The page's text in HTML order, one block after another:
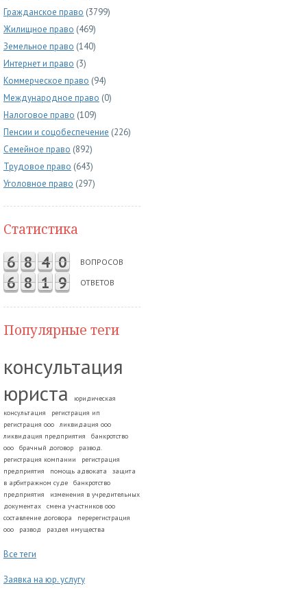
Гражданское право (3799)
Жилищное право (469)
Земельное право (140)
Интернет и право (3)
Коммерческое право (94)
Международное право (0)
Налоговое право (109)
Пенсии и соцобеспечение (226)
Семейное право (892)
Трудовое право (643)
Уголовное право (297)
Статистика
6 8 4 0 ВОПРОСОВ
6 8 1 9 ОТВЕТОВ
Популярные теги
консультация
юриста
юридическая
консультация
регистрация ип
регистрация ооо
ликвидация ооо
ликвидация предприятия
банкротство
ооо
брачный договор
развод.
регистрация компании
регистрация
предприятия
помощь адвоката
защита
в арбитражном суде
банкротство
предприятия
изменения в учредительных
документах
смена участников ооо
составление договора
перерегистрация
ооо
развод раздел имущества
Все теги
Заявка на юр. услугу